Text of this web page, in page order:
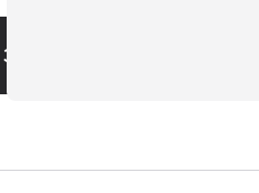
3 708